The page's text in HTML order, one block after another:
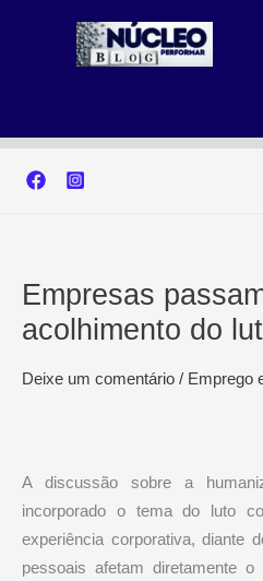
Empresas
acolhimento do
Deixe um comentário / Emprego
A discussão sobre a
incorporado o tema do luto
experiência corporativa, diante
pessoais afetam diretamente o